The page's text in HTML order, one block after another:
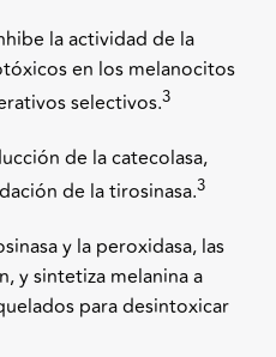
la actividad de la
en los melanocitos
selectivos.3
de la catecolasa,
de la tirosinasa.3
y la peroxidasa, las
y sintetiza melanina a
para desintoxicar